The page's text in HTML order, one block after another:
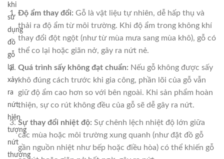
khi
sử
dụng
đồ
gỗ
lại
xảy
ra
nứt,
hiện
tượng
nứt
thường
Độ ẩm thay đổi: Gỗ là vật liệu tự nhiên, dễ hấp thụ và
thải ra độ ẩm từ môi trường. Khi độ ẩm trong không khí
thay đổi đột ngột (như từ mùa mưa sang mùa khô), gỗ có
thể co lại hoặc giãn nở, gây ra nứt nẻ.
Quá trình sấy không đạt chuẩn: Nếu gỗ không được sấy
khô đúng cách trước khi gia công, phần lõi của gỗ vẫn
giữ độ ẩm cao hơn so với bên ngoài. Khi sản phẩm hoàn
thiện, sự co rút không đều của gỗ sẽ dễ gây ra nứt.
Sự thay đổi nhiệt độ: Sự chênh lệch nhiệt độ lớn giữa
các mùa hoặc môi trường xung quanh (như đặt đồ gỗ
gần nguồn nhiệt như bếp hoặc điều hòa) có thể khiến gỗ